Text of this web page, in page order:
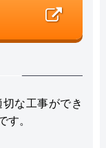
な工事ができ
す。